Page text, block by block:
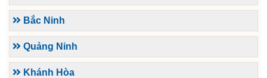
Bắc Ninh
Quảng Ninh
Khánh Hòa